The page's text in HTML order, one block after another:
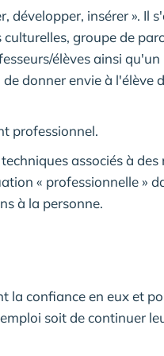
développer, insérer ». Il
groupe de
élèves ainsi
donner envie à l'élève
professionnel.
associés à
« professionnelle »
à la personne.
la confiance en eux et
soit de continuer